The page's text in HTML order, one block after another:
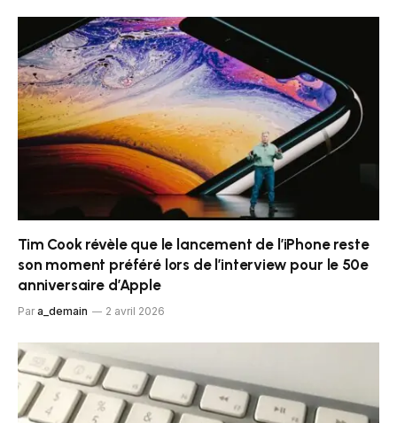
Tim Cook révèle que le lancement de l’iPhone reste
son moment préféré lors de l’interview pour le 50e
anniversaire d’Apple
Par a_demain 2 avril 2026